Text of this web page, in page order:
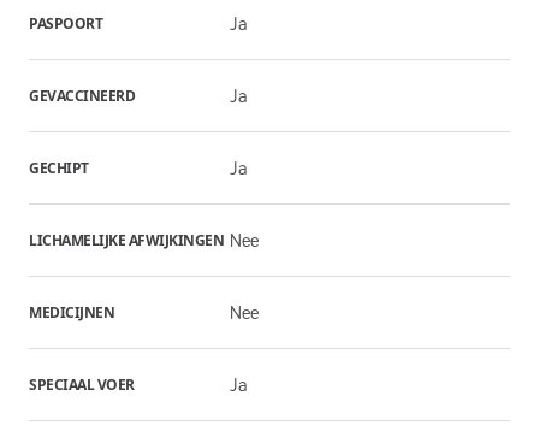
PASPOORT Ja
GEVACCINEERD Ja
GECHIPT Ja
LICHAMELIJKE AFWIJKINGEN Nee
MEDICIJNEN Nee
SPECIAAL VOER Ja